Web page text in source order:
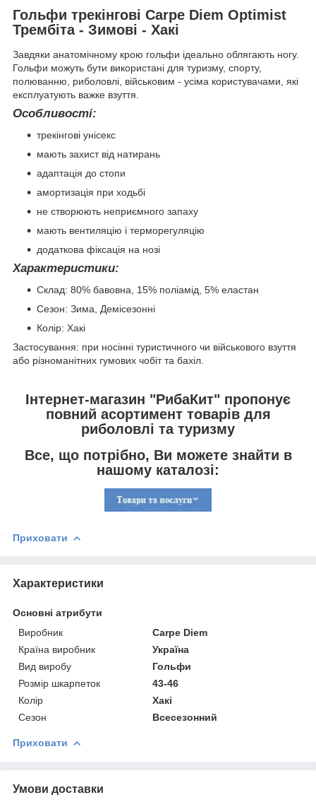
Гольфи трекінгові Carpe Diem Optimist
Трембіта - Зимові - Хакі
Завдяки анатомічному крою гольфи ідеально облягають ногу.
Гольфи можуть бути використані для туризму, спорту,
полюванню, риболовлі, військовим - усіма користувачами, які
експлуатують важке взуття.
Особливості:
трекінгові унісекс
мають захист від натирань
адаптація до стопи
амортизація при ходьбі
не створюють неприємного запаху
мають вентиляцію і терморегуляцію
додаткова фіксація на нозі
Характеристики:
Склад: 80% бавовна, 15% поліамід, 5% еластан
Сезон: Зима, Демісезонні
Колір: Хакі
Застосування: при носінні туристичного чи військового взуття
або різноманітних гумових чобіт та бахіл.
Інтернет-магазин "РибаКит" пропонує
повний асортимент товарів для
риболовлі та туризму
Все, що потрібно, Ви можете знайти в
нашому каталозі:
Приховати
Характеристики
Основні атрибути
Виробник
Carpe Diem
Країна виробник
Україна
Вид виробу
Гольфи
Розмір шкарпеток
43-46
Колір
Хакі
Сезон
Всесезонний
Приховати
Умови доставки